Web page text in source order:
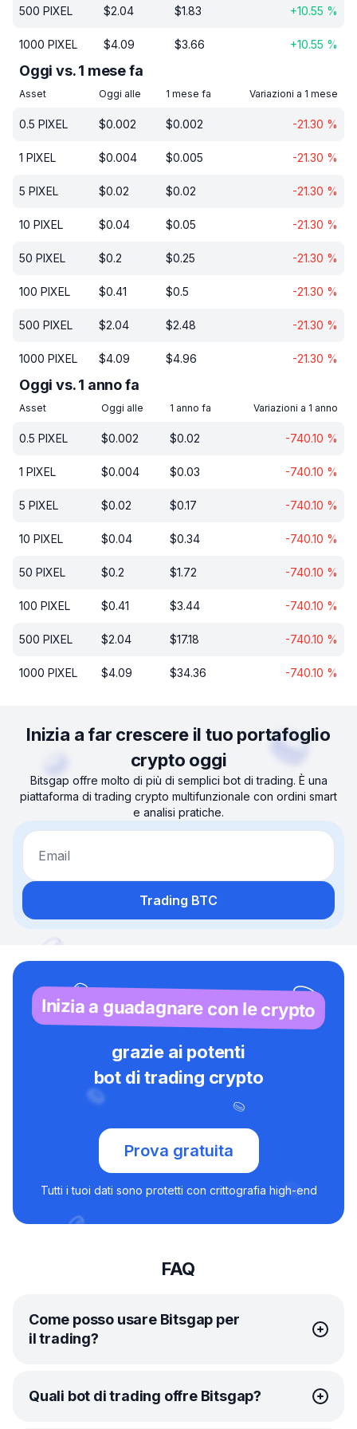
500 PIXEL $2.04 $1.83 +10.55 %
1000 PIXEL $4.09 $3.66 +10.55 %
Oggi vs. 1 mese fa
Asset Oggi alle 1 mese fa Variazioni a 1 mese
0.5 PIXEL $0.002 $0.002 -21.30 %
1 PIXEL $0.004 $0.005 -21.30 %
5 PIXEL $0.02 $0.02 -21.30 %
10 PIXEL $0.04 $0.05 -21.30 %
50 PIXEL $0.2 $0.25 -21.30 %
100 PIXEL $0.41 $0.5 -21.30 %
500 PIXEL $2.04 $2.48 -21.30 %
1000 PIXEL $4.09 $4.96 -21.30 %
Oggi vs. 1 anno fa
Asset Oggi alle 1 anno fa Variazioni a 1 anno
0.5 PIXEL $0.002 $0.02 -740.10 %
1 PIXEL $0.004 $0.03 -740.10 %
5 PIXEL $0.02 $0.17 -740.10 %
10 PIXEL $0.04 $0.34 -740.10 %
50 PIXEL $0.2 $1.72 -740.10 %
100 PIXEL $0.41 $3.44 -740.10 %
500 PIXEL $2.04 $17.18 -740.10 %
1000 PIXEL $4.09 $34.36 -740.10 %
Inizia a far crescere il tuo portafoglio
crypto oggi
Bitsgap offre molto di più di semplici bot di trading. È una
piattaforma di trading crypto multifunzionale con ordini smart
e analisi pratiche.
Email
Trading BTC
Inizia a guadagnare con le crypto
grazie ai potenti
bot di trading crypto
Prova gratuita
Tutti i tuoi dati sono protetti con crittografia high-end
FAQ
Come posso usare Bitsgap per
il trading?
Per iniziare a fare trading con Bitsgap, devi prima
registrare un account. Al momento dell’iscrizione,
Quali bot di trading offre Bitsgap?